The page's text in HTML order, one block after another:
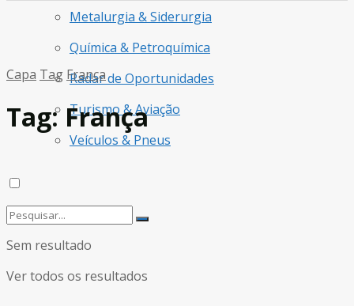
Metalurgia & Siderurgia
Química & Petroquímica
Radar de Oportunidades
Turismo & Aviação
Veículos & Pneus
Sem resultado
Ver todos os resultados
Capa Tag França
Tag:França